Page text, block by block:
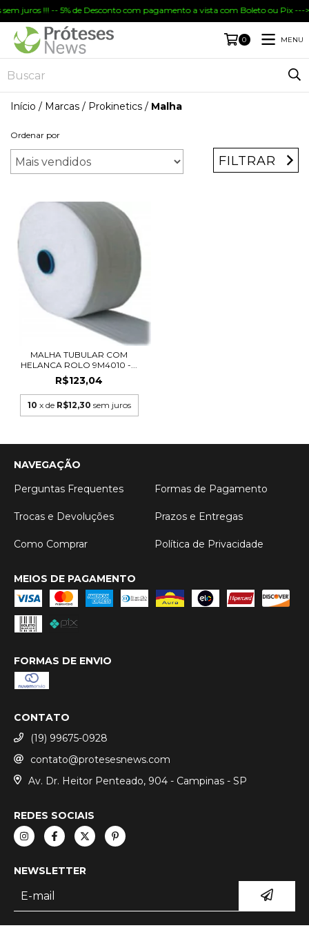
juros !!! -- 5% de Desconto com pagamento a vista com Boleto ou Pix --->
0 MENU
Início / Marcas / Prokinetics / Malha
Ordenar por
FILTRAR
MALHA TUBULAR COM
HELANCA ROLO 9M4010 -...
R$123,04
10 x de R$12,30 sem juros
NAVEGAÇÃO
Perguntas Frequentes
Formas de Pagamento
Trocas e Devoluções Prazos e Entregas
Como Comprar Política de Privacidade
MEIOS DE PAGAMENTO
FORMAS DE ENVIO
CONTATO
(19) 99675-0928
contato@protesesnews.com
Av. Dr. Heitor Penteado, 904 - Campinas - SP
REDES SOCIAIS
NEWSLETTER